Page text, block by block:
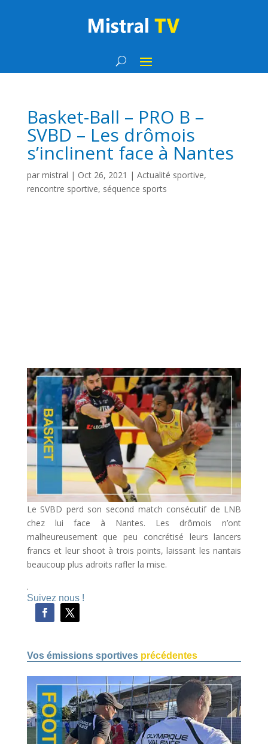
Basket-Ball – PRO B –
SVBD – Les drômois
s’inclinent face à Nantes
par mistral | Oct 26, 2021 | Actualité sportive,
rencontre sportive, séquence sports
Le SVBD perd son second match consécutif de LNB
chez lui face à Nantes. Les drômois n’ont
malheureusement que peu concrétisé leurs lancers
francs et leur shoot à trois points, laissant les nantais
beaucoup plus adroits rafler la mise.
.
Suivez nous !
Vos émissions sportivesprécédentes